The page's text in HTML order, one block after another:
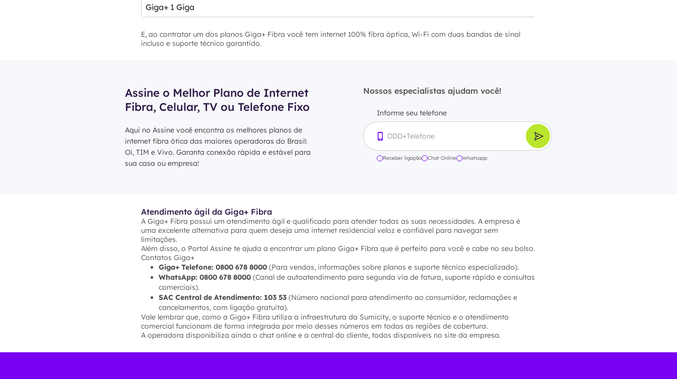
Giga+ 1 Giga
E, ao contratar um dos planos Giga+ Fibra você tem internet 100% fibra óptica, Wi-Fi com duas bandas de sinal
incluso e suporte técnico garantido.
Assine o Melhor Plano de Internet
Fibra, Celular, TV ou Telefone Fixo
Aqui no Assine você encontra os melhores planos de
internet fibra ótica das maiores operadoras do Brasil:
Oi, TIM e Vivo. Garanta conexão rápida e estável para
sua casa ou empresa!
Nossos especialistas ajudam você!
Informe seu telefone
Receber ligação Chat Online Whatsapp
Atendimento ágil da Giga+ Fibra
A Giga+ Fibra possui um atendimento ágil e qualificado para atender todas as suas necessidades. A empresa é
uma excelente alternativa para quem deseja uma internet residencial veloz e confiável para navegar sem
limitações.
Além disso, o Portal Assine te ajuda a encontrar um plano Giga+ Fibra que é perfeito para você e cabe no seu bolso.
Contatos Giga+
Giga+ Telefone: 0800 678 8000 (Para vendas, informações sobre planos e suporte técnico especializado).
WhatsApp: 0800 678 8000 (Canal de autoatendimento para segunda via de fatura, suporte rápido e consultas
comerciais).
SAC Central de Atendimento: 103 53 (Número nacional para atendimento ao consumidor, reclamações e
cancelamentos, com ligação gratuita).
Vale lembrar que, como a Giga+ Fibra utiliza a infraestrutura da Sumicity, o suporte técnico e o atendimento
comercial funcionam de forma integrada por meio desses números em todas as regiões de cobertura.
A operadora disponibiliza ainda o chat online e a central do cliente, todos disponíveis no site da empresa.